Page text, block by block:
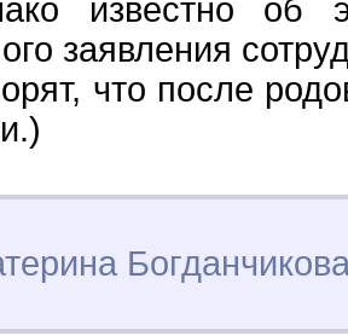
известно об
заявления
что после